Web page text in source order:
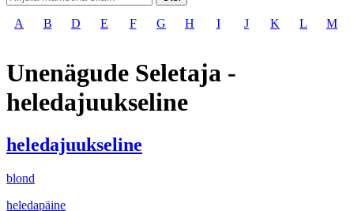
A B D E F G H I J K L M
Unenägude Seletaja -
heledajuukseline
heledajuukseline
blond
heledapäine